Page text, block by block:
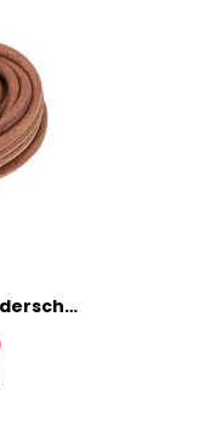
Sharplace 10m Runde Lederschnur Lederband Lederriemen für Schmuckherstellung, 8 mm